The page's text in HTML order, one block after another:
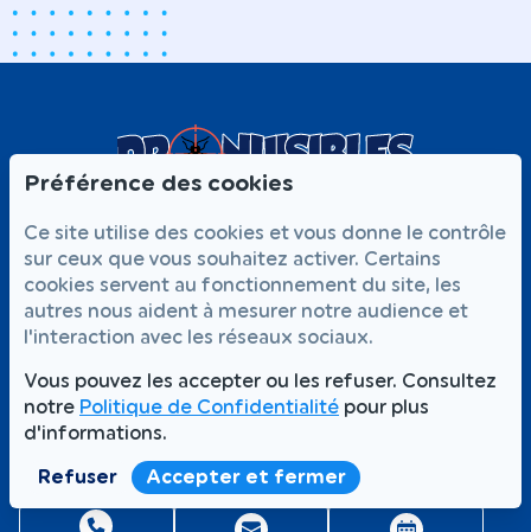
NOS SERVICES
Traitement punaises de lit
Dératisation
L'ENTREPRISE
FAQ
Préférence des cookies
Ce site utilise des cookies et vous donne le contrôle
sur ceux que vous souhaitez activer. Certains
cookies servent au fonctionnement du site, les
autres nous aident à mesurer notre audience et
l'interaction avec les réseaux sociaux.
Vous pouvez les accepter ou les refuser. Consultez
notre Politique de Confidentialité pour plus
d'informations.
Refuser Accepter et fermer